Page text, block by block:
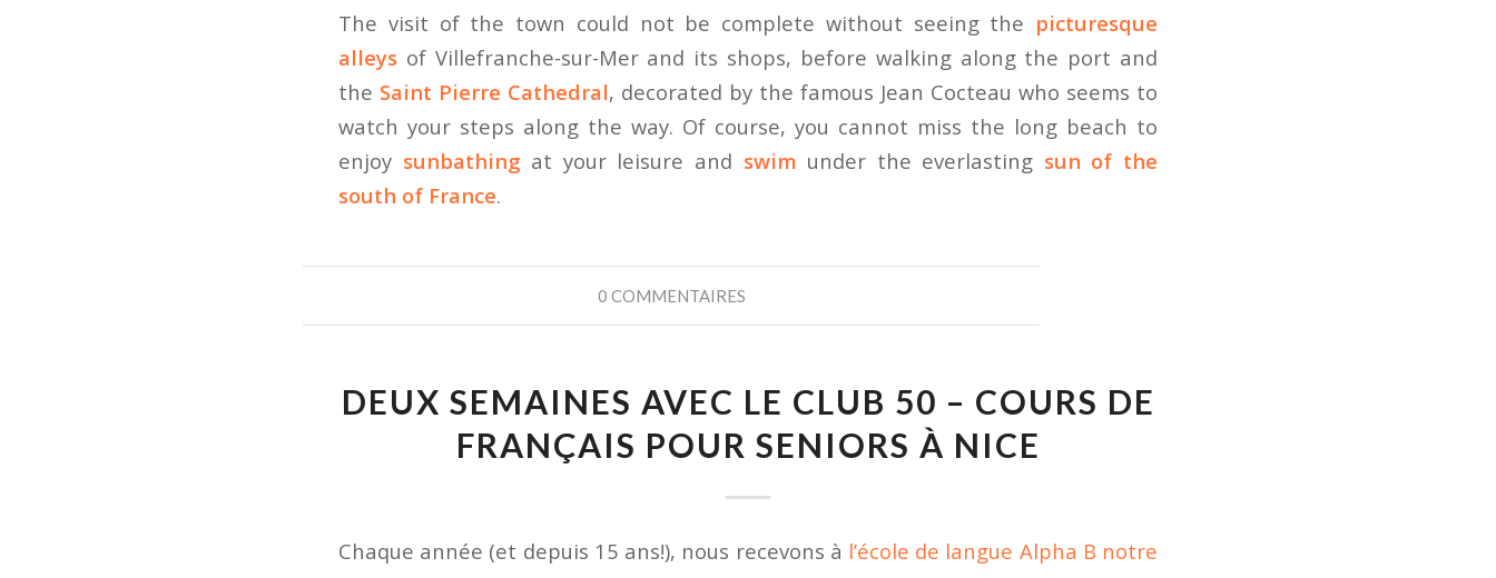
The visit of the town could not be complete without seeing the picturesque
alleys of Villefranche-sur-Mer and its shops, before walking along the port and
the Saint Pierre Cathedral, decorated by the famous Jean Cocteau who seems to
watch your steps along the way. Of course, you cannot miss the long beach to
enjoy sunbathing at your leisure and swim under the everlasting sun of the
south of France.
0 COMMENTAIRES
DEUX SEMAINES AVEC LE CLUB 50 – COURS DE
FRANÇAIS POUR SENIORS À NICE
Chaque année (et depuis 15 ans!), nous recevons à l’école de langue Alpha B notre